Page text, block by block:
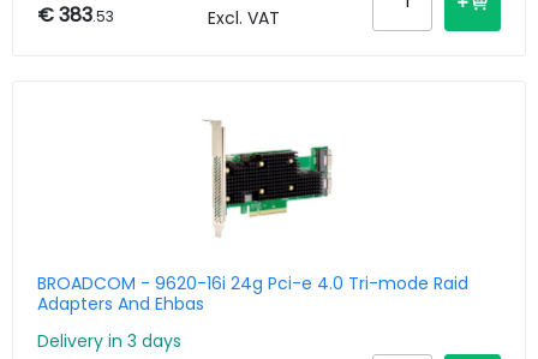
€ 383.53 Excl. VAT
BROADCOM - 9620-16i 24g Pci-e 4.0 Tri-mode Raid
Adapters And Ehbas
Delivery in 3 days